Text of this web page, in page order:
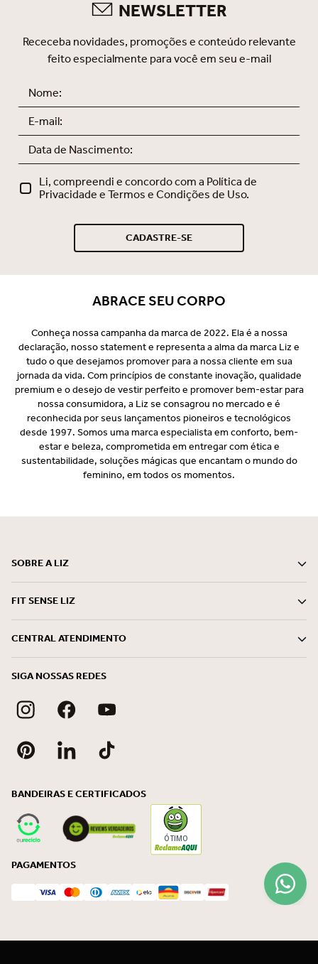
Fusion Smooth: exclusivo,
sofisticado e feito para você se
NEWSLETTER
Receceba novidades, promoções e conteúdo relevante
feito especialmente para você em seu e-mail
Li, compreendi e concordo com a Política de
Privacidade e Termos e Condições de Uso.
CADASTRE-SE
ABRACE SEU CORPO
Conheça nossa campanha da marca de 2022. Ela é a nossa
declaração, nosso statement e representa a alma da marca Liz e
tudo o que desejamos promover para a nossa cliente em sua
jornada da vida. Com princípios de constante inovação, qualidade
premium e o desejo de vestir perfeito e promover bem-estar para
nossa consumidora, a Liz se consagrou no mercado e é
reconhecida por seus lançamentos pioneiros e tecnológicos
desde 1997. Somos uma marca especialista em conforto, bem-
estar e beleza, comprometida em entregar com ética e
sustentabilidade, soluções mágicas que encantam o mundo do
feminino, em todos os momentos.
SOBRE A LIZ
FIT SENSE LIZ
CENTRAL ATENDIMENTO
SIGA NOSSAS REDES
BANDEIRAS E CERTIFICADOS
ÓTIMO
PAGAMENTOS